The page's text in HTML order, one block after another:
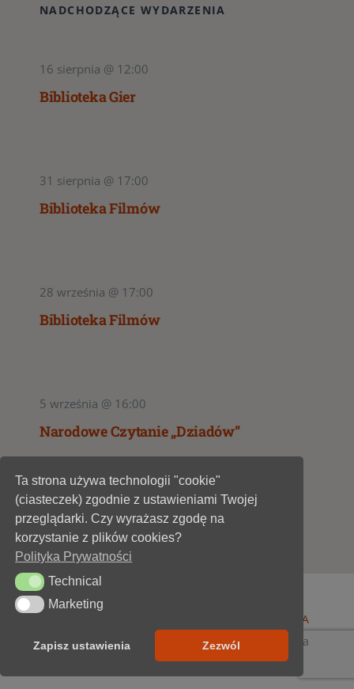
NADCHODZĄCE WYDARZENIA
16 sierpnia @ 12:00
Biblioteka Gier
31 sierpnia @ 17:00
Biblioteka Filmów
28 września @ 17:00
Biblioteka Filmów
5 września @ 16:00
Narodowe Czytanie „Dziadów”
Miejska Biblioteka Publiczna im. A
Dygasińskiego w Starachowicach• wszelkie prawa
zastrzeżone • projekt i realizacjaSOKÓŁ-IT
Ta strona używa technologii "cookie"
(ciasteczek) zgodnie z ustawieniami Twojej
przeglądarki. Czy wyrażasz zgodę na
korzystanie z plików cookies?
Polityka Prywatności
TechnicalTechnical
MarketingMarketing
Zapisz ustawienia Zezwól